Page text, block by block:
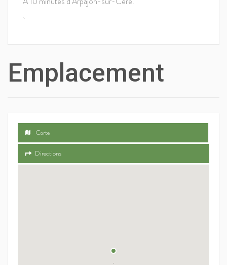
Emplacement
Carte
Directions